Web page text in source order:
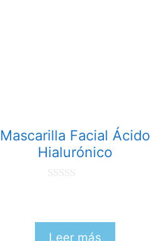
Mascarilla Facial Ácido
Hialurónico
Leer más